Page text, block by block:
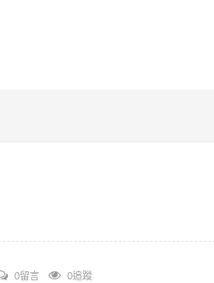
0留言 0追蹤